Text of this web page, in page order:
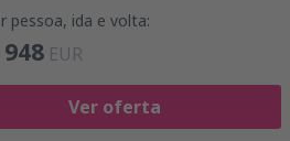
pessoa, ida e volta:
948 EUR
Ver oferta